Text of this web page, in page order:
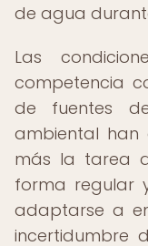
de agua
Las
competencia
de fuentes
ambiental han
más la tarea
forma regular
adaptarse a
incertidumbre